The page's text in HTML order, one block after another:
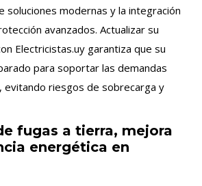
soluciones modernas y la integración
avanzados. Actualizar su
Electricistas.uy garantiza que su
para soportar las demandas
evitando riesgos de sobrecarga y
fugas a tierra, mejora
energética en